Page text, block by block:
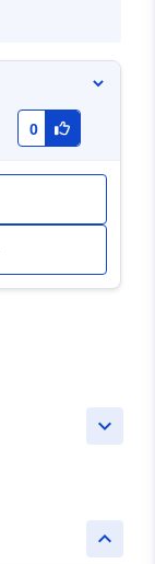
0
keyboard_arrow_down
keyboard_arrow_up